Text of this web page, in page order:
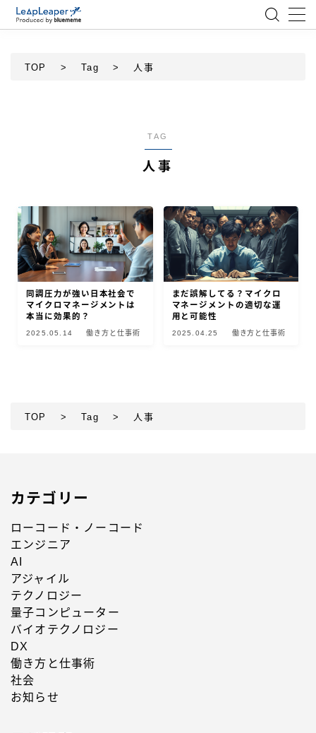
アジャイル
テクノロジー
BlueMeme
TOP > Tag > 人事
TAG
人事
同調圧力が強い日本社会で
マイクロマネージメントは
本当に効果的？
2025.05.14 働き方と仕事術
まだ誤解してる？マイクロ
マネージメントの適切な運
用と可能性
2025.04.25 働き方と仕事術
TOP > Tag > 人事
カテゴリー
ローコード・ノーコード
エンジニア
AI
アジャイル
テクノロジー
量子コンピューター
バイオテクノロジー
DX
働き方と仕事術
社会
お知らせ